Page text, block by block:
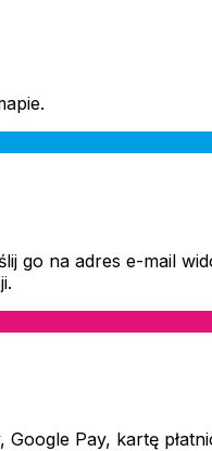
go na adres e-mail
Pay, kartę